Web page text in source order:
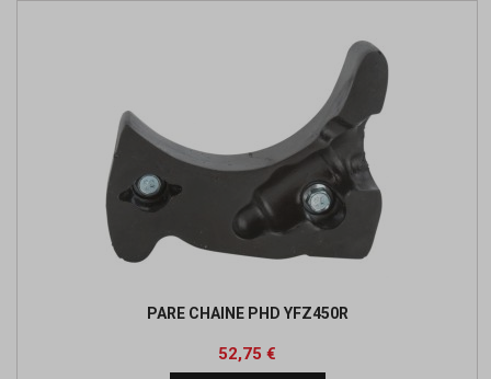
PARE CHAINE PHD YFZ450R
Prix
52,75 €